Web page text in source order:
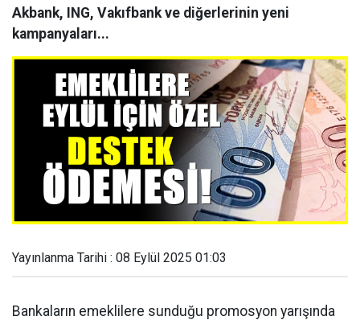
Akbank, ING, Vakıfbank ve diğerlerinin yeni
kampanyaları...
Yayınlanma Tarihi : 08 Eylül 2025 01:03
Bankaların emeklilere sunduğu promosyon yarışında